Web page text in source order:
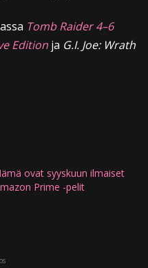
Tomb Raider 4–6
Edition ja G.I. Joe: Wrath
ovat syyskuun ilmaiset
Prime -pelit